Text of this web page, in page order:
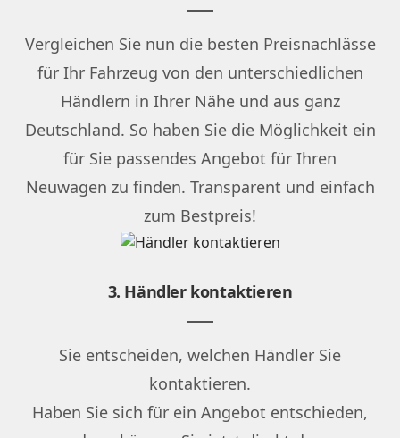
Vergleichen Sie nun die besten Preisnachlässe
für Ihr Fahrzeug von den unterschiedlichen
Händlern in Ihrer Nähe und aus ganz
Deutschland. So haben Sie die Möglichkeit ein
für Sie passendes Angebot für Ihren
Neuwagen zu finden. Transparent und einfach
zum Bestpreis!
3. Händler kontaktieren
Sie entscheiden, welchen Händler Sie
kontaktieren.
Haben Sie sich für ein Angebot entschieden,